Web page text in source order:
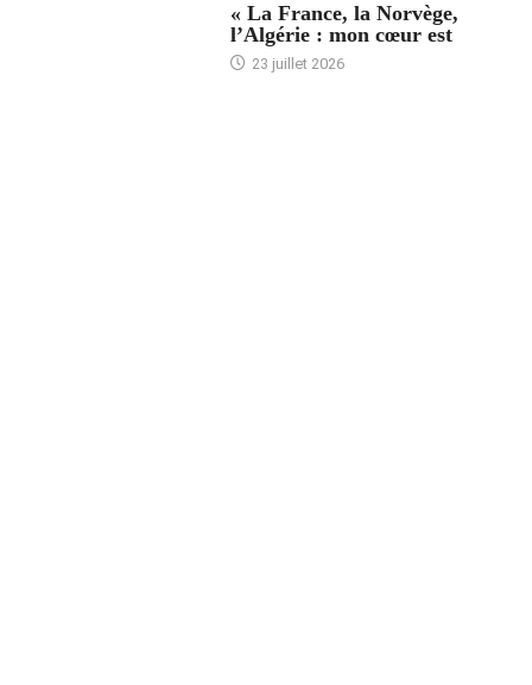
« La France, la Norvège,
l’Algérie : mon cœur est
23 juillet 2026